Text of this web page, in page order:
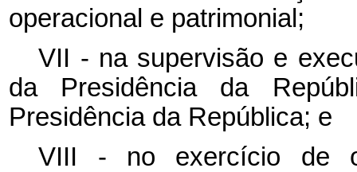
operacional e patrimonial;
VII - na supervisão e
da Presidência da
Presidência da República; e
VIII - no exercício de